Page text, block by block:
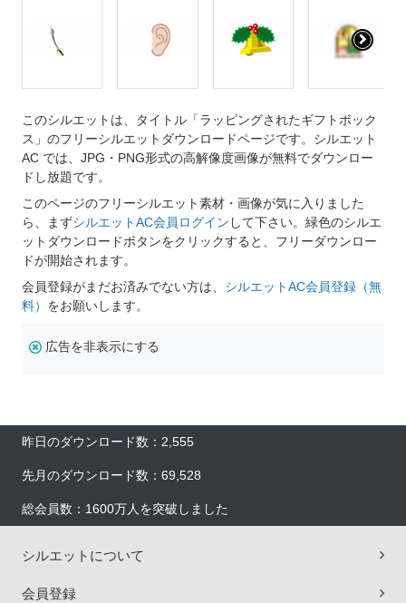
このシルエットは、タイトル「ラッピングされたギフトボック
ス」のフリーシルエットダウンロードページです。シルエット
AC では、JPG・PNG形式の高解像度画像が無料でダウンロー
ドし放題です。
このページのフリーシルエット素材・画像が気に入りました
ら、まずシルエットAC会員ログイン して下さい。緑色のシルエ
ットダウンロードボタンをクリックすると、フリーダウンロー
ドが開始されます。
会員登録がまだお済みでない方は、 シルエットAC会員登録（無
料） をお願いします。
広告を非表示にする
昨日のダウンロード数：2,555
先月のダウンロード数：69,528
総会員数：1600万人を突破しました
シルエットについて
会員登録